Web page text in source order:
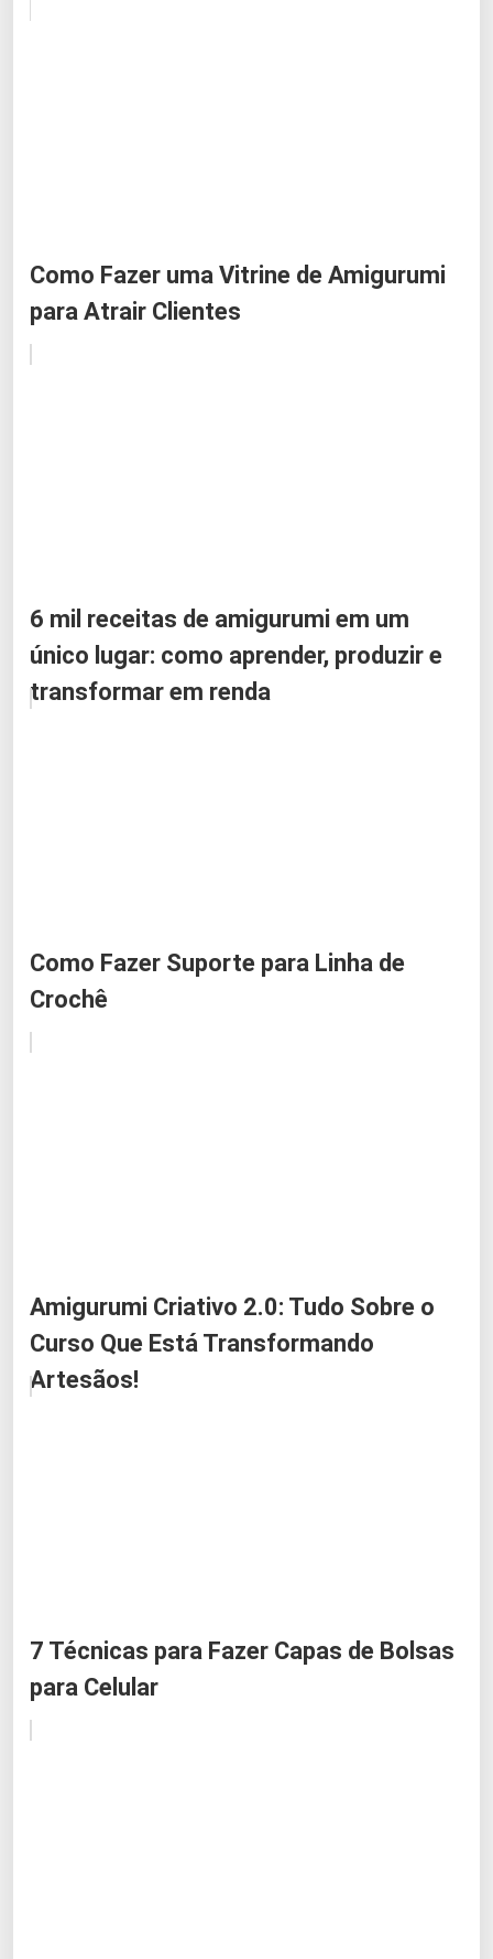
Como Fazer uma Vitrine de Amigurumi
para Atrair Clientes
6 mil receitas de amigurumi em um
único lugar: como aprender, produzir e
transformar em renda
Como Fazer Suporte para Linha de
Crochê
Amigurumi Criativo 2.0: Tudo Sobre o
Curso Que Está Transformando
Artesãos!
7 Técnicas para Fazer Capas de Bolsas
para Celular